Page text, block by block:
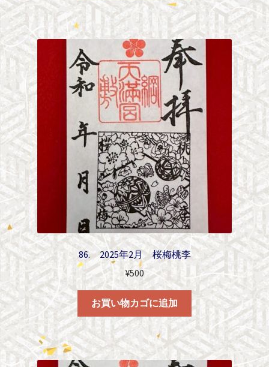
86. 2025年2月 桜梅桃李
¥500
お買い物カゴに追加